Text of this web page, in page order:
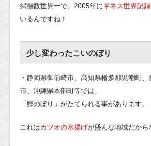
掲揚数世界一で、2005年にギネス世界記録
いるんですね！
少し変わったこいのぼり
・静岡県御前崎市、高知県幡多郡黒潮町
市、沖縄県本部町等では、
「鰹のぼり」がたてられる事があります。
これはカツオの水揚げが盛んな地域だから